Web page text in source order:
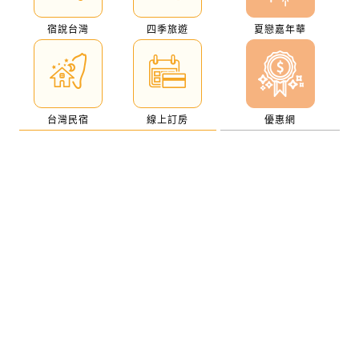
宿說台灣 四季旅遊
台灣民宿 線上訂房
夏戀嘉年華
優惠網